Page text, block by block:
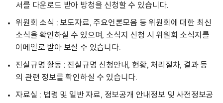
서를 다운로드 받아 방청을 신청할 수 있습니다.
위원회 소식 : 보도자료, 주요언론모음 등 위원회에 대한 최신
소식을 확인하실 수 있으며, 소식지 신청 시 위원회 소식지를
이메일로 받아 보실 수 있습니다.
진실규명 활동 : 진실규명 신청안내, 현황, 처리절차, 결과 등
의 관련 정보를 확인하실 수 있습니다.
자료실 : 법령 및 일반 자료, 정보공개 안내정보 및 사전정보공